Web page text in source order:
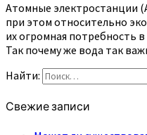
Атомные электростанции
при этом относительно
их огромная потребность
Так почему же вода так
Найти:
Свежие записи